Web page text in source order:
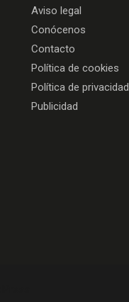
Aviso legal
Conócenos
Contacto
Política de cookies
Política de privacidad
Publicidad